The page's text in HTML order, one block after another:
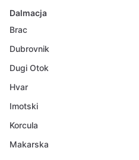
Dalmacja
Brac
Dubrovnik
Dugi Otok
Hvar
Imotski
Korcula
Makarska